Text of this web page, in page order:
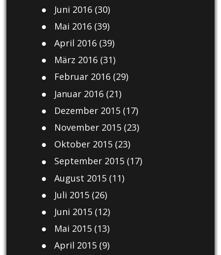
Juni 2016(30)
Mai 2016(39)
April 2016(39)
März 2016(31)
Februar 2016(29)
Januar 2016(21)
Dezember 2015(17)
November 2015(23)
Oktober 2015(23)
September 2015(17)
August 2015(11)
Juli 2015(26)
Juni 2015(12)
Mai 2015(13)
April 2015(9)